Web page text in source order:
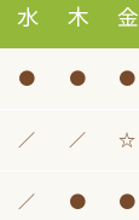
水 木 金
● ● ●
／ ／ ☆
／ ● ●